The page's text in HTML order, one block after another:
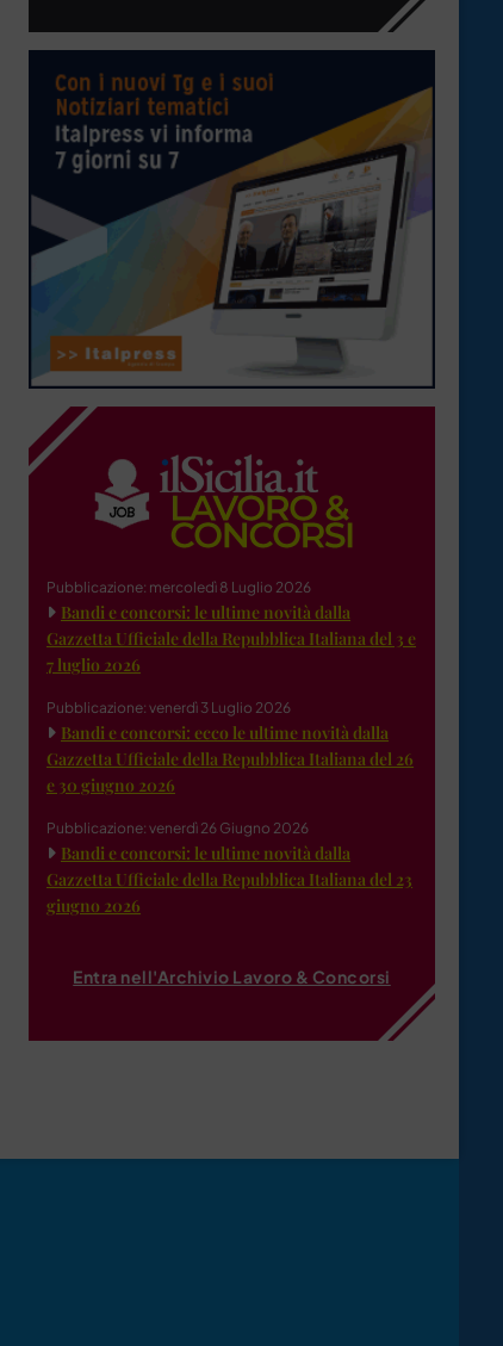
Pubblicazione: mercoledì 8 Luglio 2026
Bandi e concorsi: le ultime novità dalla
Gazzetta Ufficiale della Repubblica Italiana del 3 e
7 luglio 2026
Pubblicazione: venerdì 3 Luglio 2026
Bandi e concorsi: ecco le ultime novità dalla
Gazzetta Ufficiale della Repubblica Italiana del 26
e 30 giugno 2026
Pubblicazione: venerdì 26 Giugno 2026
Bandi e concorsi: le ultime novità dalla
Gazzetta Ufficiale della Repubblica Italiana del 23
giugno 2026
Entra nell'Archivio Lavoro & Concorsi